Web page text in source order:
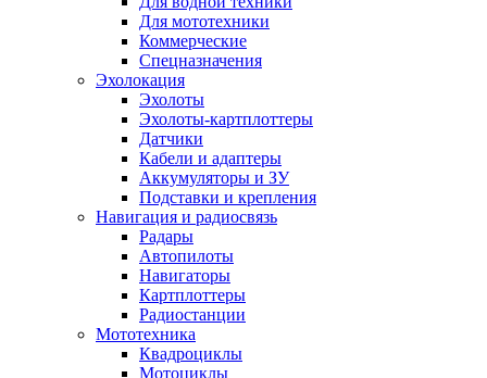
Для мототехники
Коммерческие
Спецназначения
Эхолокация
Эхолоты
Эхолоты-картплоттеры
Датчики
Кабели и адаптеры
Аккумуляторы и ЗУ
Подставки и крепления
Навигация и радиосвязь
Радары
Автопилоты
Навигаторы
Картплоттеры
Радиостанции
Мототехника
Квадроциклы
Мотоциклы